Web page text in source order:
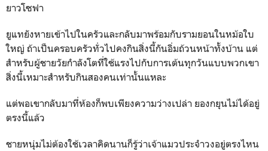
ยาวโซฟา
ยูแทยังหายเข้าไปในครัวและกลับมาพร้อมกับรามยอนในหม้อใบ
ใหญ่ ถ้าเป็นครอบครัวทั่วไปคงกินสิ่งนี้กันอิ่มถ้วนหน้าทั้งบ้าน แต่
สำหรับผู้ชายวัยกำลังโตที่ใช้แรงไปกับการเต้นทุกวันแบบพวกเขา
สิ่งนี้เหมาะสำหรับกินสองคนเท่านั้นแหละ
แต่พอเขากลับมาที่ห้องก็พบเพียงความว่างเปล่า ยองกยุนไม่ได้อยู่
ตรงนี้แล้ว
ชายหนุ่มไม่ต้องใช้เวลาคิดนานก็รู้ว่าเจ้าแมวประจำวงอยู่ตรงไหน